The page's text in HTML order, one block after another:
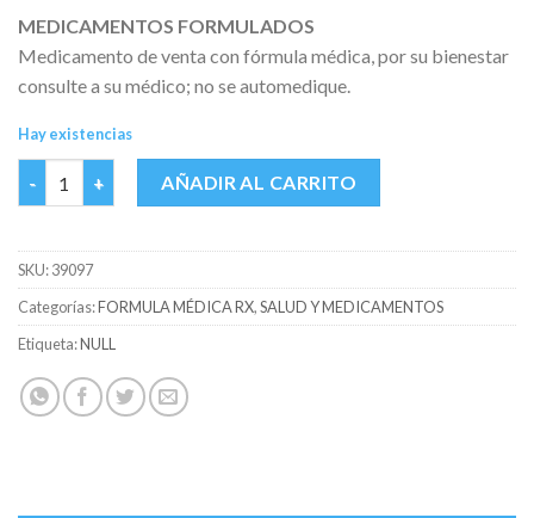
MEDICAMENTOS FORMULADOS
Medicamento de venta con fórmula médica, por su bienestar
consulte a su médico; no se automedique.
Hay existencias
BECLAZONE 30 MG (NIFEDIPINO) CAJA X 10 CAPS cantidad
AÑADIR AL CARRITO
SKU:39097
Categorías:FORMULA MÉDICA RX,SALUD Y MEDICAMENTOS
Etiqueta:NULL